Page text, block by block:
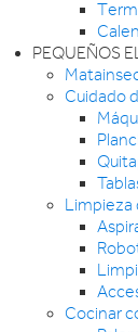
PEQUEÑOS
Cuidado
Limpieza
Cocinar